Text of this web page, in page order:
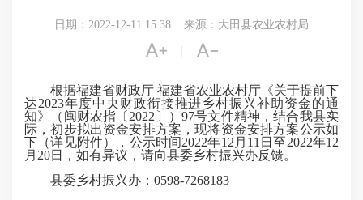
日期：2022-12-11 15:38 来源：大田县农业农村局
 
根据福建省财政厅 福建省农业农村厅《关于提前下
达2023年度中央财政衔接推进乡村振兴补助资金的通
知》（闽财农指〔2022〕）97号文件精神，结合我县实
际，初步拟出资金安排方案，现将资金安排方案公示如
下（详见附件），公示时间2022年12月11日至2022年12
月20日，如有异议，请向县委乡村振兴办反馈。
县委乡村振兴办：0598-7268183